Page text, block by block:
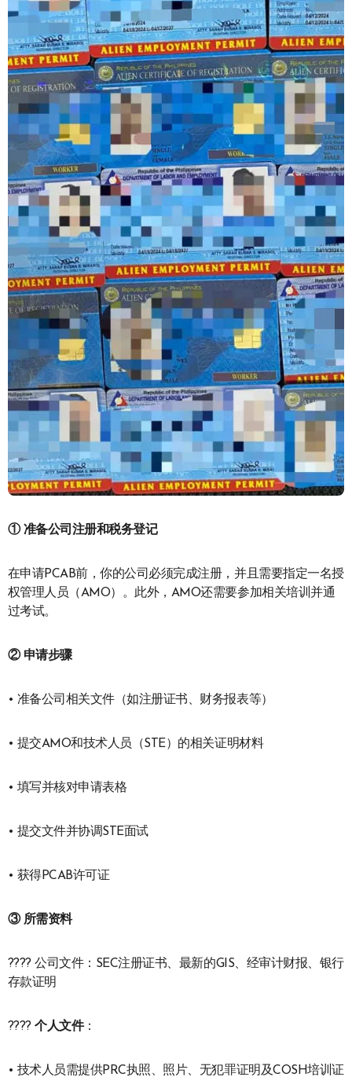
①准备公司注册和税务登记
在申请PCAB前，你的公司必须完成注册，并且需要指定一名授
权管理人员（AMO）。此外，AMO还需要参加相关培训并通
过考试。
② 申请步骤
• 准备公司相关文件（如注册证书、财务报表等）
• 提交AMO和技术人员（STE）的相关证明材料
• 填写并核对申请表格
• 提交文件并协调STE面试
• 获得PCAB许可证
③ 所需资料
???? 公司文件：SEC注册证书、最新的GIS、经审计财报、银行
存款证明
????个人文件：
• 技术人员需提供PRC执照、照片、无犯罪证明及COSH培训证